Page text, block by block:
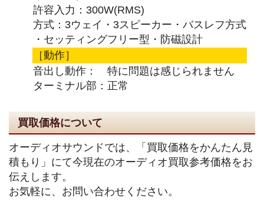
許容入力：300W(RMS)
方式：3ウェイ・3スピーカー・バスレフ方式
・セッティングフリー型・防磁設計
［動作］
音出し動作： 特に問題は感じられません
ターミナル部：正常
買取価格について
オーディオサウンドでは、「買取価格をかんたん見
積もり」にて今現在のオーディオ買取参考価格をお
伝えします。
お気軽に、お問い合わせください。